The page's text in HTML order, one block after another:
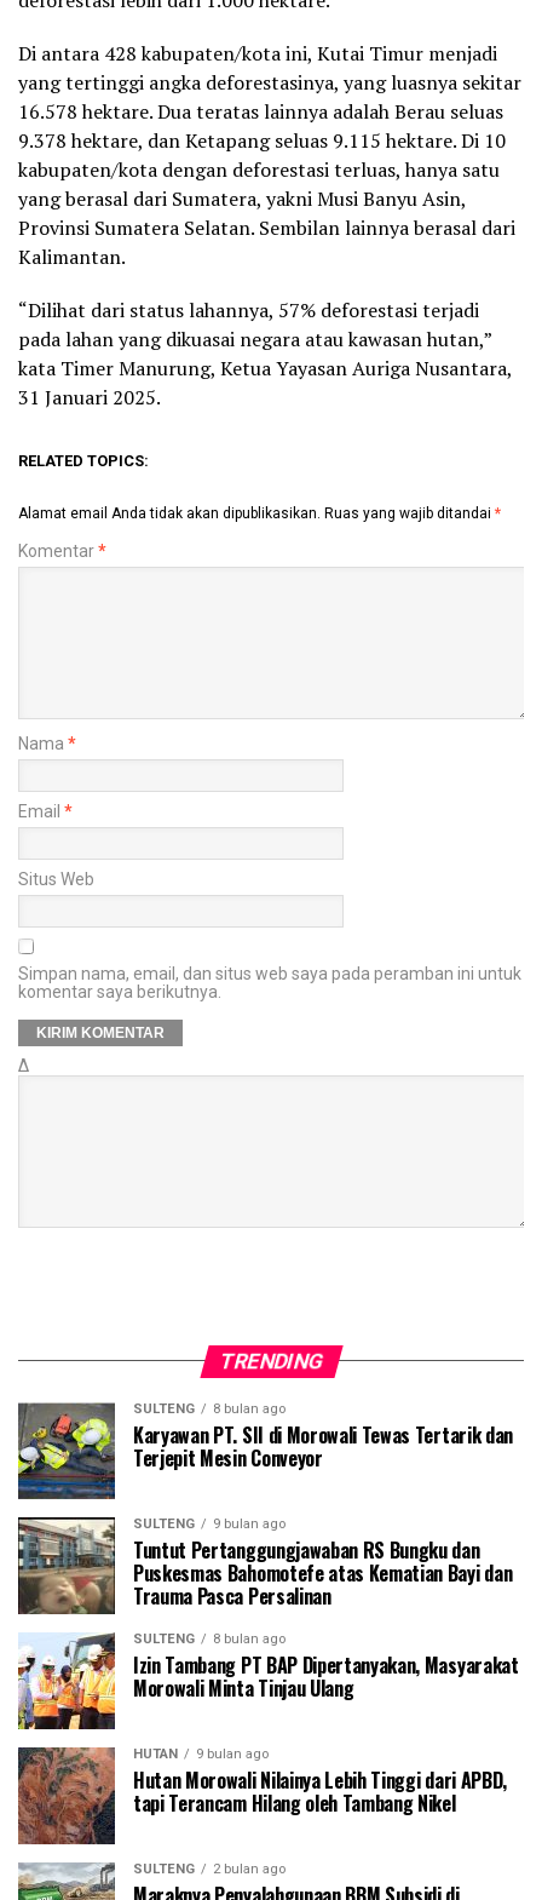
Di antara 428 kabupaten/kota ini, Kutai Timur menjadi
yang tertinggi angka deforestasinya, yang luasnya sekitar
16.578 hektare. Dua teratas lainnya adalah Berau seluas
9.378 hektare, dan Ketapang seluas 9.115 hektare. Di 10
kabupaten/kota dengan deforestasi terluas, hanya satu
yang berasal dari Sumatera, yakni Musi Banyu Asin,
Provinsi Sumatera Selatan. Sembilan lainnya berasal dari
Kalimantan.
“Dilihat dari status lahannya, 57% deforestasi terjadi
pada lahan yang dikuasai negara atau kawasan hutan,”
kata Timer Manurung, Ketua Yayasan Auriga Nusantara,
31 Januari 2025.
RELATED TOPICS:
Alamat email Anda tidak akan dipublikasikan. Ruas yang wajib ditandai *
Komentar*
Nama *
Email *
Situs Web
Simpan nama, email, dan situs web saya pada peramban ini untuk
komentar saya berikutnya.
Δ
TRENDING
SULTENG 8 bulan ago
Karyawan PT. SII di Morowali Tewas Tertarik dan
Terjepit Mesin Conveyor
SULTENG 9 bulan ago
Tuntut Pertanggungjawaban RS Bungku dan
Puskesmas Bahomotefe atas Kematian Bayi dan
Trauma Pasca Persalinan
SULTENG 8 bulan ago
Izin Tambang PT BAP Dipertanyakan, Masyarakat
Morowali Minta Tinjau Ulang
HUTAN 9 bulan ago
Hutan Morowali Nilainya Lebih Tinggi dari APBD,
tapi Terancam Hilang oleh Tambang Nikel
SULTENG 2 bulan ago